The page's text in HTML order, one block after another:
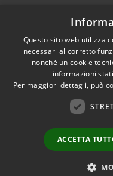
Dichiarazione di
Questo sito web utilizza
necessari al corretto
nonché un cookie
informazioni
Per maggiori dettagli, può
ACCETTA